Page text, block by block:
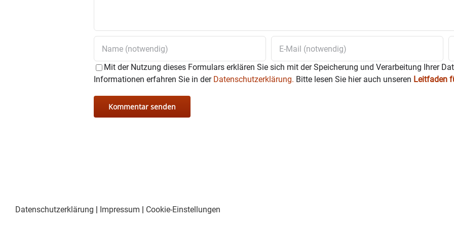
Mit der Nutzung dieses Formulars erklären Sie sich mit der Speicherung und Verarbeitung Ihrer
Informationen erfahren Sie in der Datenschutzerklärung. Bitte lesen Sie hier auch unseren Leitfaden
Datenschutzerklärung | Impressum | Cookie-Einstellungen